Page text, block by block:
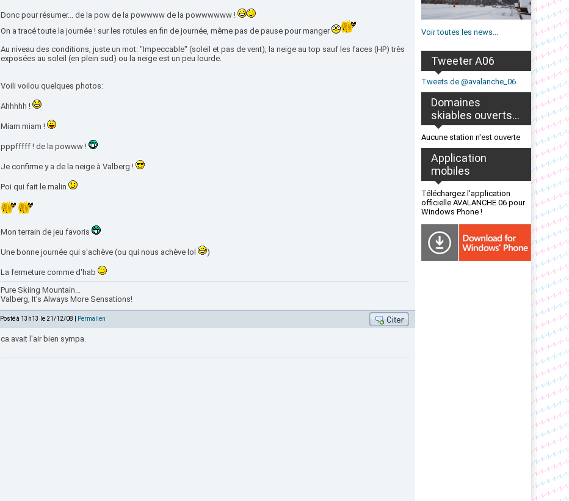
Donc pour résumer... de la pow de la powwww de la powwwwww !
On a tracé toute la journée ! sur les rotules en fin de journée, même pas de pause pour manger
Au niveau des conditions, juste un mot: "Impeccable" (soleil et pas de vent), la neige au top sauf les faces (HP) très
exposées au soleil (en plein sud) ou la neige est un peu lourde.
Voili voilou quelques photos:
Ahhhhh !
Miam miam !
pppfffff ! de la powww !
Je confirme y a de la neige à Valberg !
Poi qui fait le malin
Mon terrain de jeu favoris
Une bonne journée qui s'achève (ou qui nous achève lol )
La fermeture comme d'hab
Pure Skiing Mountain...
Valberg, It's Always More Sensations!
Posté à 13h13 le 21/12/08 | Permalien
ca avait l'air bien sympa.
Voir toutes les news...
Tweeter A06
Tweets de @avalanche_06
Domaines
skiables ouverts...
Aucune station n'est ouverte
Application
mobiles
Téléchargez l'application
officielle AVALANCHE 06 pour
Windows Phone !